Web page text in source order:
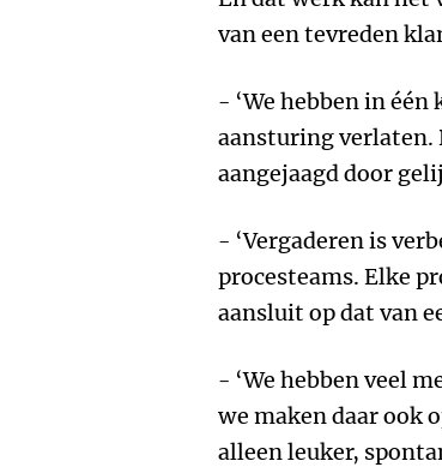
van een tevreden
- ‘We hebben in
aansturing verlaten.
aangejaagd door
- ‘Vergaderen is
procesteams. Elke
aansluit op dat van
- ‘We hebben veel
we maken daar ook
alleen leuker,